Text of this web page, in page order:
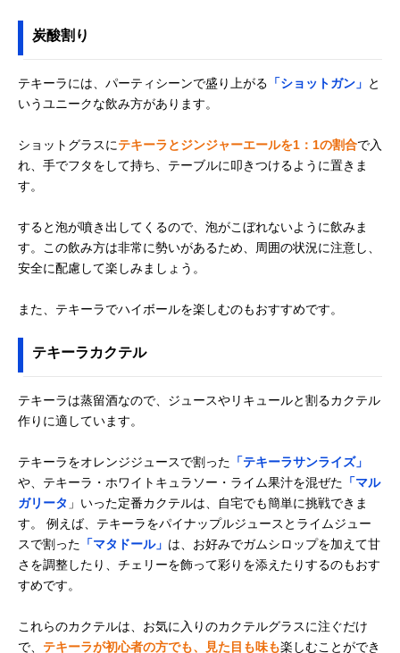
炭酸割り
テキーラには、パーティシーンで盛り上がる 「ショットガン」 と
いうユニークな飲み方があります。
ショットグラスにテキーラとジンジャーエールを1：1の割合で入
れ、手でフタをして持ち、テーブルに叩きつけるように置きま
す。
すると泡が噴き出してくるので、泡がこぼれないように飲みま
す。この飲み方は非常に勢いがあるため、周囲の状況に注意し、
安全に配慮して楽しみましょう。
また、テキーラでハイボールを楽しむのもおすすめです。
テキーラカクテル
テキーラは蒸留酒なので、ジュースやリキュールと割るカクテル
作りに適しています。
テキーラをオレンジジュースで割った 「テキーラサンライズ」
や、テキーラ・ホワイトキュラソー・ライム果汁を混ぜた 「マル
ガリータ 」いった定番カクテルは、自宅でも簡単に挑戦できま
す。 例えば、テキーラをパイナップルジュースとライムジュー
スで割った 「マタドール」 は、お好みでガムシロップを加えて甘
さを調整したり、チェリーを飾って彩りを添えたりするのもおす
すめです。
これらのカクテルは、お気に入りのカクテルグラスに注ぐだけ
で、 テキーラが初心者の方でも、見た目も味も楽しむことができ